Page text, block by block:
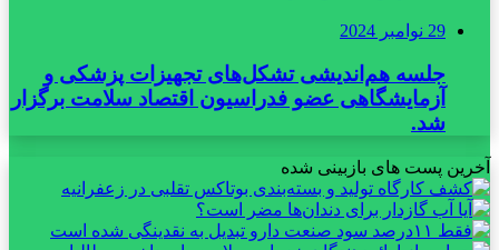
29 نوامبر 2024
جلسه هم‌اندیشی تشکل‌های تجهیزات پزشکی و
آزمایشگاهی عضو فدراسیون اقتصاد سلامت برگزار
شد.
آخرین پست های بازبینی شده